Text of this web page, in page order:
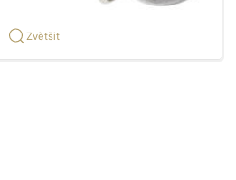
Zvětšit